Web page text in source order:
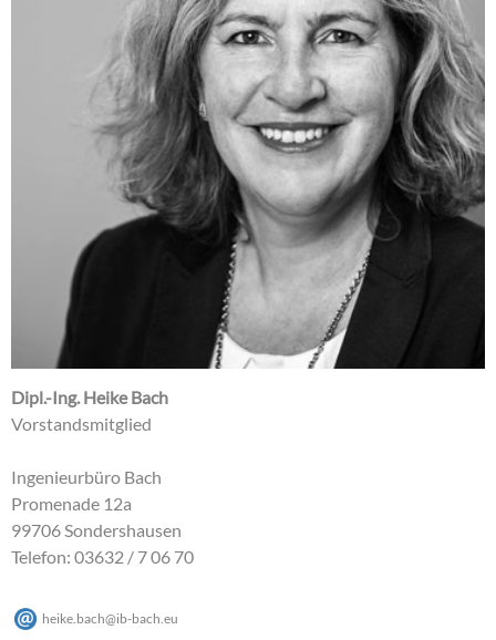
Dipl.-Ing. Heike Bach
Vorstandsmitglied
Ingenieurbüro Bach
Promenade 12a
99706 Sondershausen
Telefon: 03632 / 7 06 70
heike.bach@ib-bach eu